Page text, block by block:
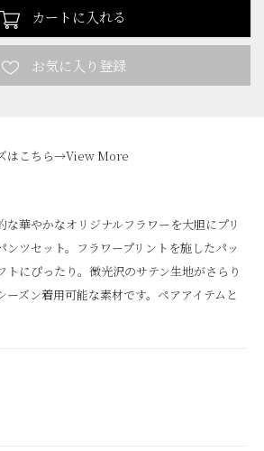
カートに入れる
はこちら→View More
な華やかなオリジナルフラワーを大胆にプリ
ンツセット。フラワープリントを施したパッ
トにぴったり。微光沢のサテン生地がさらり
ーズン着用可能な素材です。ペアアイテムと